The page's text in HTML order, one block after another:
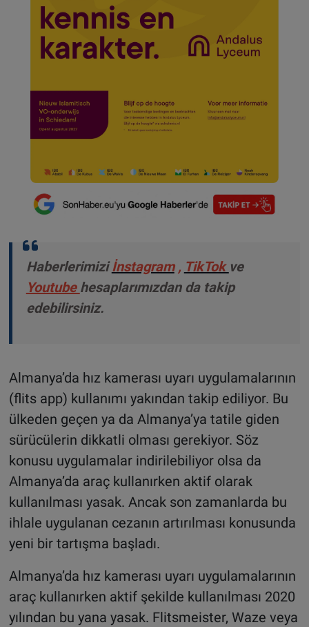
Haberlerimizi İnstagram , TikTok ve
Youtube hesaplarımızdan da takip
edebilirsiniz.
Almanya’da hız kamerası uyarı uygulamalarının
(flits app) kullanımı yakından takip ediliyor. Bu
ülkeden geçen ya da Almanya’ya tatile giden
sürücülerin dikkatli olması gerekiyor. Söz
konusu uygulamalar indirilebiliyor olsa da
Almanya’da araç kullanırken aktif olarak
kullanılması yasak. Ancak son zamanlarda bu
ihlale uygulanan cezanın artırılması konusunda
yeni bir tartışma başladı.
Almanya’da hız kamerası uyarı uygulamalarının
araç kullanırken aktif şekilde kullanılması 2020
yılından bu yana yasak. Flitsmeister, Waze veya